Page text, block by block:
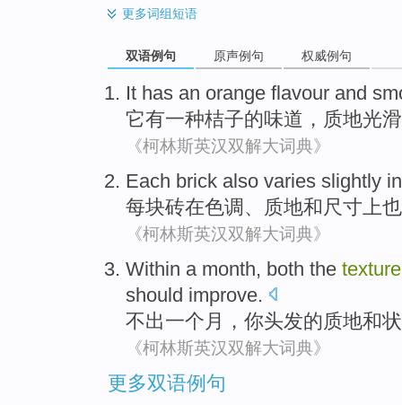
更多词组短语
双语例句 原声例句 权威例句
It has an orange flavour and
它有一种桔子的味道 ， 质地光滑
《柯林斯英汉双解大词典》
Each brick also varies slightly in
每块砖在色调 、 质地和 尺寸上也
《柯林斯英汉双解大词典》
Within a month, both the texture
should improve.
不出一个 月 ， 你头发的 质地和
《柯林斯英汉双解大词典》
更多双语例句